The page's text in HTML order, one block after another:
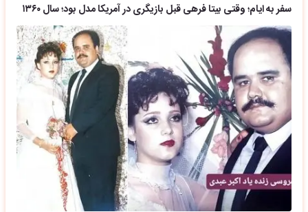
سفر به ایام؛ وقتی بیتا فرهی قبل بازیگری در آمریکا مدل بود؛ سال ۱۳۶۰